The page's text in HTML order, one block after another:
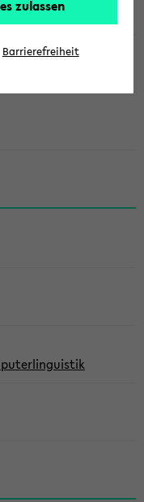
zulassen
Barrierefreiheit